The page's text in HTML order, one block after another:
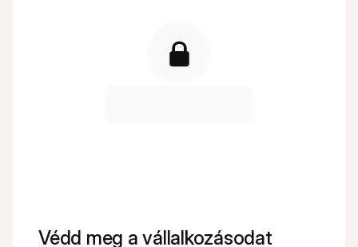
Védd meg a vállalkozásodat